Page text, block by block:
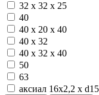
32 х 32 х 25
40
40 х 20 х 40
40 х 32
40 х 32 х 40
50
63
аксиал 16х2,2 x d15